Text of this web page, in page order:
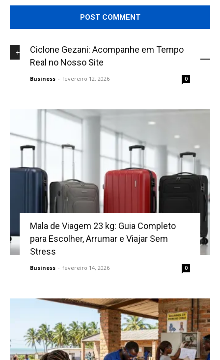
+NOVIDADES
Ciclone Gezani: Acompanhe em Tempo
Real no Nosso Site
Business - fevereiro 12, 2026 0
Mala de Viagem 23 kg: Guia Completo
para Escolher, Arrumar e Viajar Sem
Stress
Business - fevereiro 14, 2026 0